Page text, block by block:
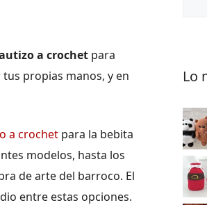
a crochet para
propias manos, y en
a crochet para la bebita
modelos, hasta los
de arte del barroco. El
entre estas opciones.
Lo